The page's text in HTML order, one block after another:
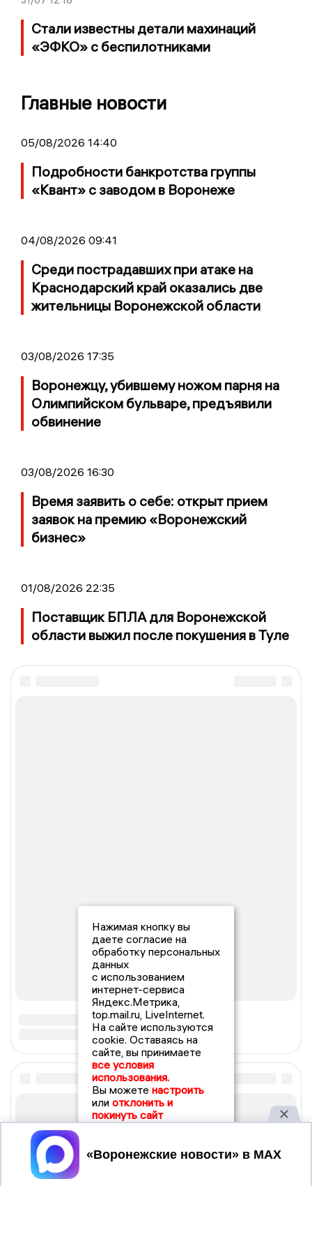
Стали известны детали махинаций
«ЭФКО» с беспилотниками
Главные новости
05/08/2026 14:40
Подробности банкротства группы
«Квант» с заводом в Воронеже
04/08/2026 09:41
Среди пострадавших при атаке на
Краснодарский край оказались две
жительницы Воронежской области
03/08/2026 17:35
Воронежцу, убившему ножом парня на
Олимпийском бульваре, предъявили
обвинение
03/08/2026 16:30
Время заявить о себе: открыт прием
заявок на премию «Воронежский
бизнес»
01/08/2026 22:35
Поставщик БПЛА для Воронежской
области выжил после покушения в Туле
Нажимая кнопку вы
даете согласие на
обработку персональных
данных
с использованием
интернет-сервиса
Яндекс.Метрика,
top.mail.ru, LiveInternet.
На сайте используются
cookie. Оставаясь на
сайте, вы принимаете
все условия
использования.
Вы можете настроить
или отклонить и
покинуть сайт
Принять